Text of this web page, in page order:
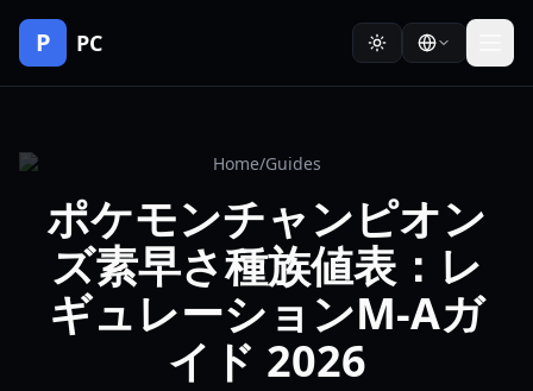
P PC
Home/Guides
ポケモンチャンピオン
ズ素早さ種族値表：レ
ギュレーションM-Aガ
イド 2026